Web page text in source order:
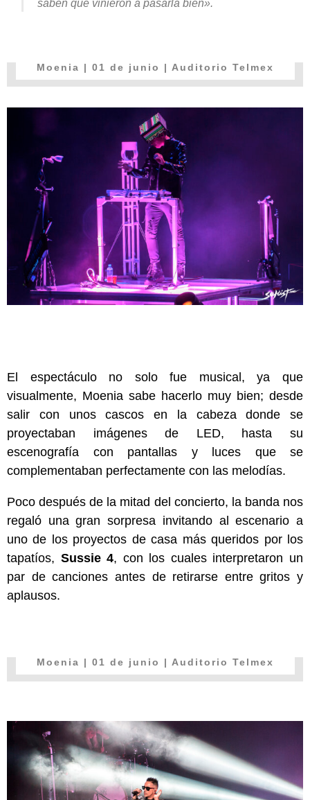
saben que vinieron a pasarla bien».
Moenia | 01 de junio | Auditorio Telmex
El espectáculo no solo fue musical, ya que
visualmente, Moenia sabe hacerlo muy bien; desde
salir con unos cascos en la cabeza donde se
proyectaban imágenes de LED, hasta su
escenografía con pantallas y luces que se
complementaban perfectamente con las melodías.
Poco después de la mitad del concierto, la banda nos
regaló una gran sorpresa invitando al escenario a
uno de los proyectos de casa más queridos por los
tapatíos, Sussie 4, con los cuales interpretaron un
par de canciones antes de retirarse entre gritos y
aplausos.
Moenia | 01 de junio | Auditorio Telmex